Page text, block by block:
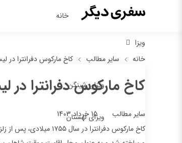
خانه
ویزا
ویزای شینگن
ویزای لهستان
خانه سایر مطالب کاخ مارکوس دفرانترا در
کاخ مارکوس دفرانترا در
سایر مطالب 15 خرداد 1403
کاخ مارکوس